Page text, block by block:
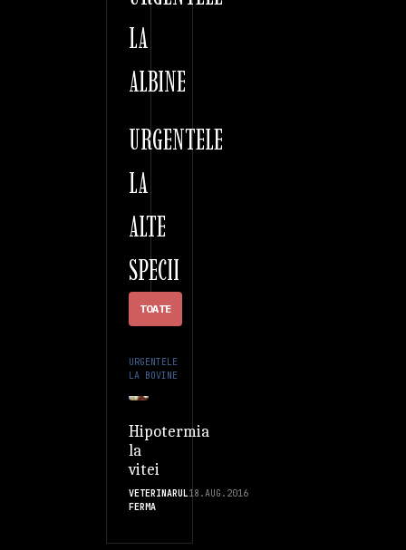
LA
ALBINE
URGENTELE
LA
ALTE
SPECII
TOATE
URGENTELE
LA BOVINE
Hipotermia
la
vitei
VETERINARUL
FERMA
18.AUG.2016